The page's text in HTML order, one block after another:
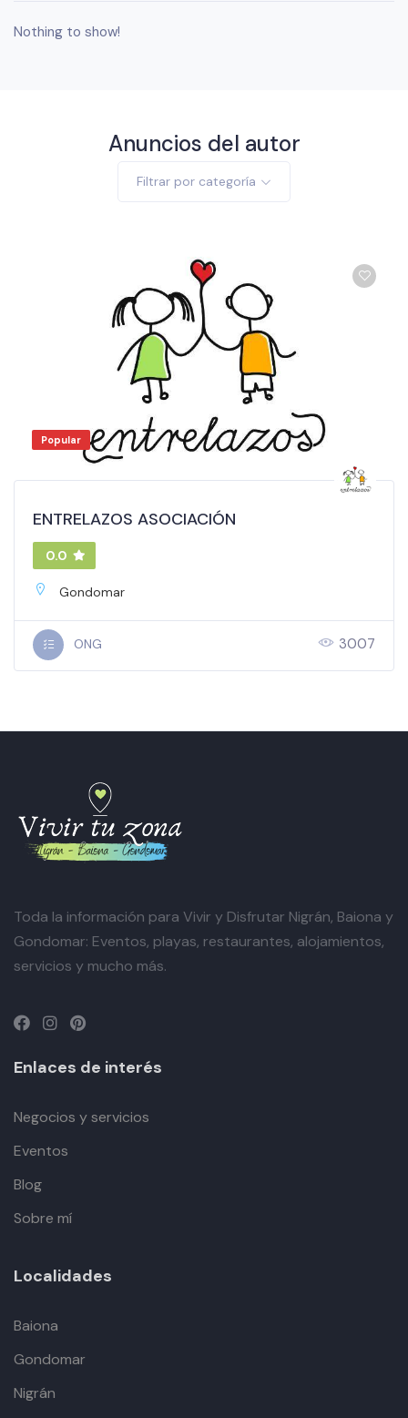
Nothing to show!
Anuncios del autor
Filtrar por categoría
Popular
ENTRELAZOS ASOCIACIÓN
0.0
Gondomar
ONG 3007
Toda la información para Vivir y Disfrutar Nigrán, Baiona y
Gondomar: Eventos, playas, restaurantes, alojamientos,
servicios y mucho más.
Enlaces de interés
Negocios y servicios
Eventos
Blog
Sobre mí
Localidades
Baiona
Gondomar
Nigrán